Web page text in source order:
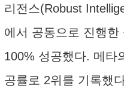
리전스(Robust
에서 공동으로 진행한
100% 성공했다. 메타
공률로 2위를 기록했